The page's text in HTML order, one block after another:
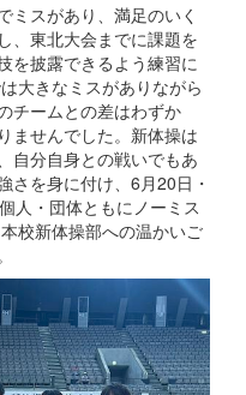
ミスがあり、満足のいく
、東北大会までに課題を
を披露できるよう練習に
大きなミスがありながら
チームとの差はわずか
ませんでした。新体操は
自分自身との戦いでもあ
さを身に付け、6月20日・
人・団体ともにノーミス
校新体操部への温かいご